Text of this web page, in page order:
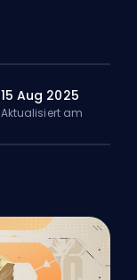
15 Aug 2025
Aktualisiert am